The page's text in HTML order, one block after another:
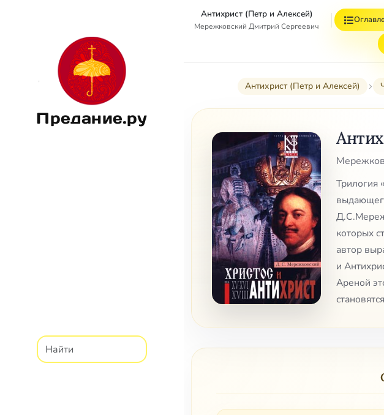
Предание.ру
Антихрист (Петр и Алексей)
Мережковский Дмитрий Сергеевич
Антихрист (Петр и Алексей)
Трилогия
которых
автор
и
Ареной